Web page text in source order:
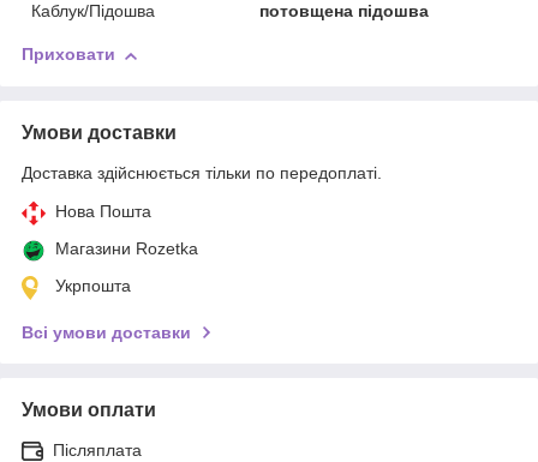
Каблук/Підошва
потовщена підошва
Приховати
Умови доставки
Доставка здійснюється тільки по передоплаті.
Нова Пошта
Магазини Rozetka
Укрпошта
Всі умови доставки
Умови оплати
Післяплата